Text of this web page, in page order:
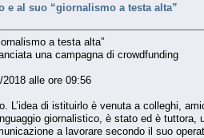
e al suo “giornalismo a testa alta”
a testa alta”
una campagna di crowdfunding
alle ore 09:56
L’idea di istituirlo è venuta a colleghi,
giornalistico, è stato ed è
a lavorare secondo il suo